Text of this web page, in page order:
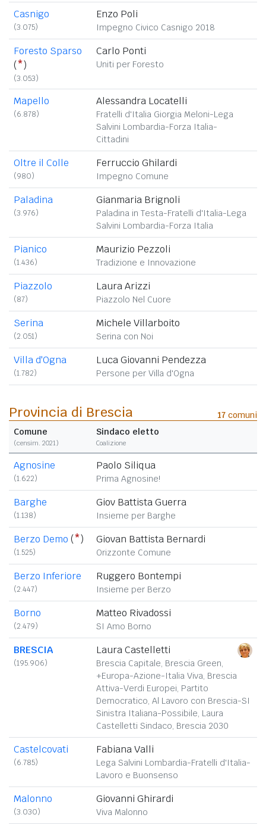
Casnigo
(3.075)
Enzo Poli
Impegno Civico Casnigo 2018
Foresto Sparso
(*)
(3.053)
Carlo Ponti
Uniti per Foresto
Mapello
(6.878)
Alessandra Locatelli
Fratelli d'Italia Giorgia Meloni-Lega
Salvini Lombardia-Forza Italia-
Cittadini
Oltre il Colle
(980)
Ferruccio Ghilardi
Impegno Comune
Paladina
(3.976)
Gianmaria Brignoli
Paladina in Testa-Fratelli d'Italia-Lega
Salvini Lombardia-Forza Italia
Pianico
(1.436)
Maurizio Pezzoli
Tradizione e Innovazione
Piazzolo
(87)
Laura Arizzi
Piazzolo Nel Cuore
Serina
(2.051)
Michele Villarboito
Serina con Noi
Villa d'Ogna
(1.782)
Luca Giovanni Pendezza
Persone per Villa d'Ogna
Provincia di Brescia 17 comuni
Comune
(censim. 2021)
Sindaco eletto
Coalizione
Agnosine
(1.622)
Paolo Siliqua
Prima Agnosine!
Barghe
(1.138)
Giov Battista Guerra
Insieme per Barghe
Berzo Demo (*)
(1.525)
Giovan Battista Bernardi
Orizzonte Comune
Berzo Inferiore
(2.447)
Ruggero Bontempi
Insieme per Berzo
Borno
(2.479)
Matteo Rivadossi
SI Amo Borno
BRESCIA
(195.906)
Laura Castelletti
Brescia Capitale, Brescia Green,
+Europa-Azione-Italia Viva, Brescia
Attiva-Verdi Europei, Partito
Democratico, Al Lavoro con Brescia-SI
Sinistra Italiana-Possibile, Laura
Castelletti Sindaco, Brescia 2030
Castelcovati
(6.785)
Fabiana Valli
Lega Salvini Lombardia-Fratelli d'Italia-
Lavoro e Buonsenso
Malonno
(3.030)
Giovanni Ghirardi
Viva Malonno